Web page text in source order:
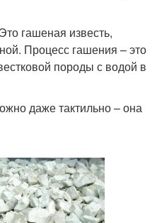
Известь для погреба
Силикагель в погреб
гашеная известь,
Процесс гашения – это
породы с водой в
даже тактильно – она